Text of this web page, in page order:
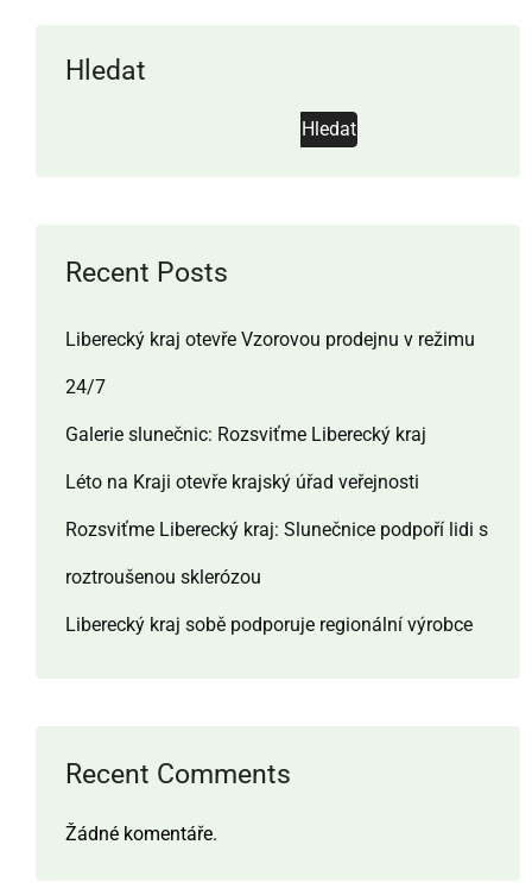
Hledat
Hledat
Recent Posts
Liberecký kraj otevře Vzorovou prodejnu v režimu
24/7
Galerie slunečnic: Rozsviťme Liberecký kraj
Léto na Kraji otevře krajský úřad veřejnosti
Rozsviťme Liberecký kraj: Slunečnice podpoří lidi s
roztroušenou sklerózou
Liberecký kraj sobě podporuje regionální výrobce
Recent Comments
Žádné komentáře.